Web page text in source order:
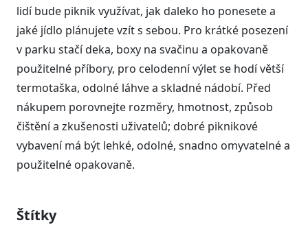
lidí bude piknik využívat, jak daleko ho ponesete a
jaké jídlo plánujete vzít s sebou. Pro krátké posezení
v parku stačí deka, boxy na svačinu a opakovaně
použitelné příbory, pro celodenní výlet se hodí větší
termotaška, odolné láhve a skladné nádobí. Před
nákupem porovnejte rozměry, hmotnost, způsob
čištění a zkušenosti uživatelů; dobré piknikové
vybavení má být lehké, odolné, snadno omyvatelné a
použitelné opakovaně.
Štítky